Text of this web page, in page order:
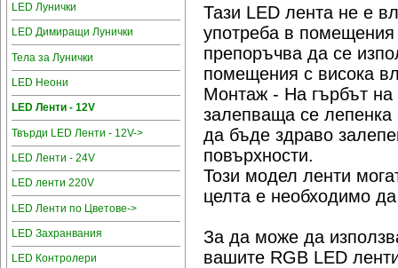
LED Лунички
LED Димиращи Лунички
Тела за Лунички
LED Неони
LED Ленти - 12V
Твърди LED Ленти - 12V->
LED Ленти - 24V
LED ленти 220V
LED Ленти по Цветове->
LED Захранвания
LED Контролери
Тази LED лента не е
употреба в
препоръчва да се
помещения с висока
Монтаж - На гърбът на
залепваща се
да бъде здраво
повърхности.
Този модел ленти
целта е необходимо
За да може да
вашите RGB LED